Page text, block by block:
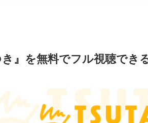
き』を無料でフル視聴でき